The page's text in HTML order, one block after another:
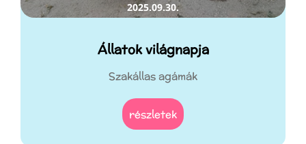
2025.09.30.
Állatok világnapja
Szakállas agámák
részletek